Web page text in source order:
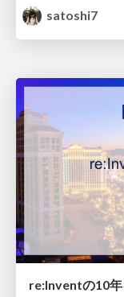
satoshi7
re:Inventの10